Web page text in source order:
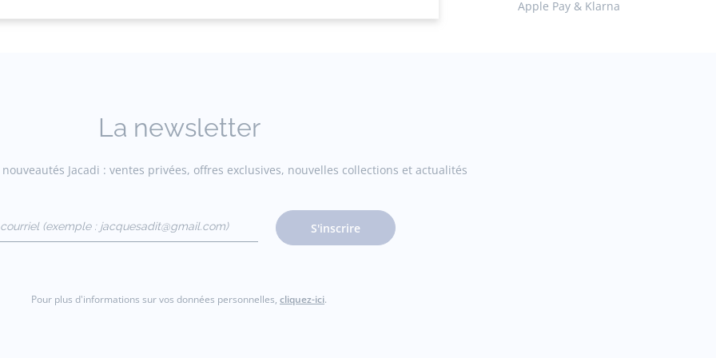
Apple Pay & Klarna
La newsletter
Jacadi : ventes privées, offres exclusives, nouvelles collections et actualités
S'inscrire
Pour plus d'informations sur vos données personnelles, cliquez-ici.